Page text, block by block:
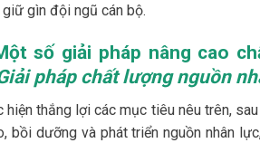
giữ gìn đội ngũ cán bộ.
số giải pháp nâng cao
pháp chất lượng nguồn
hiện thắng lợi các mục tiêu nêu trên,
bồi dưỡng và phát triển nguồn nhân